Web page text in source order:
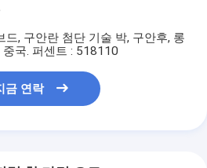
드, 구안란 첨단 기술 박, 구안후, 롱
중국. 퍼센트 : 518110
금 연락